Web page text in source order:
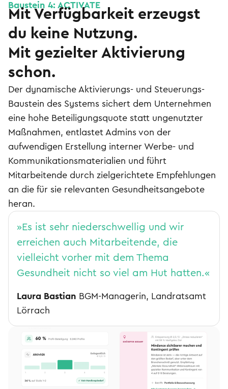
Baustein 4: ACTIVATE
Mit Verfügbarkeit erzeugst
du keine Nutzung.
Mit gezielter Aktivierung
schon.
Der dynamische Aktivierungs- und Steuerungs-
Baustein des Systems sichert dem Unternehmen
eine hohe Beteiligungsquote statt ungenutzter
Maßnahmen, entlastet Admins von der
aufwendigen Erstellung interner Werbe- und
Kommunikationsmaterialien und führt
Mitarbeitende durch zielgerichtete Empfehlungen
an die für sie relevanten Gesundheitsangebote
heran.
»Es ist sehr niederschwellig und wir
erreichen auch Mitarbeitende, die
vielleicht vorher mit dem Thema
Gesundheit nicht so viel am Hut hatten.«
Laura Bastian BGM-Managerin, Landratsamt
Lörrach